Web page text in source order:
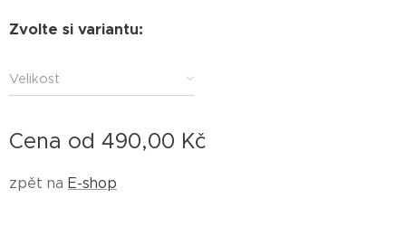
Zvolte si variantu:
Velikost
Cena od 490,00 Kč
zpět na E-shop